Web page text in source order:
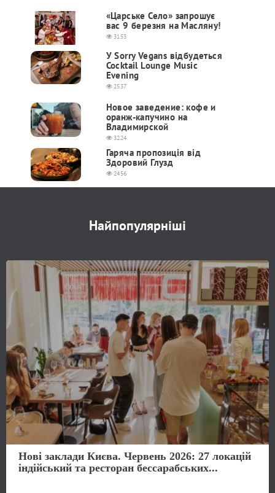
«Царське Село» запрошує
вас 9 березня на Масляну!
3153
У Sorry Vegans відбудеться
Cocktail Lounge Music
Evening
2537
Новое заведение: кофе и
оранж-капучино на
Владимирской
3224
Гаряча пропозиція від
Здоровий Глузд
2456
Найпопулярніші
Нові заклади Києва. Червень 2026: 27 локацій
індійський та ресторан бессарабських...